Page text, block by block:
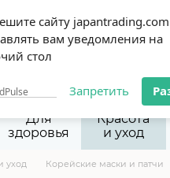
сайту
вам уведомления на
стол
Запретить
Отзывы О нас Контакты
067 945-92-29,093
Для
здоровья
Красота
и уход
уход Корейские маски и патчи